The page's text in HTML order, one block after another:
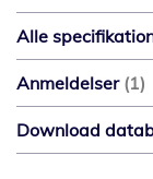
Alle
Anmeldelser 1
Download